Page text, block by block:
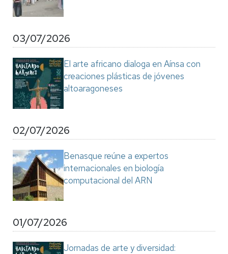
03/07/2026
El arte africano dialoga en Aínsa con
creaciones plásticas de jóvenes
altoaragoneses
02/07/2026
Benasque reúne a expertos
internacionales en biología
computacional del ARN
01/07/2026
Jornadas de arte y diversidad: